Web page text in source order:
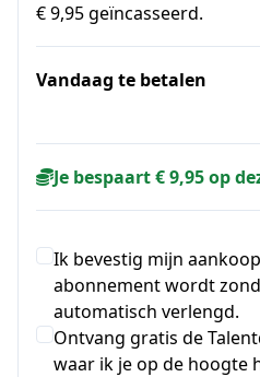
€ 9,95 geïncasseerd.
Vandaag te betalen
Je bespaart € 9,95 op
Ik bevestig mijn
abonnement wordt
automatisch verlengd.
Ontvang gratis de
waar ik je op de hoogte